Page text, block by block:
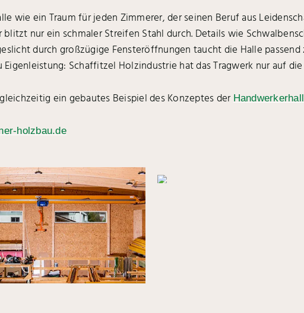
wie ein Traum für jeden Zimmerer, der seinen Beruf aus
blitzt nur ein schmaler Streifen Stahl durch. Details wie
durch großzügige Fensteröffnungen taucht die Halle
Eigenleistung: Schaffitzel Holzindustrie hat das Tragwerk nur auf
ein gebautes Beispiel des Konzeptes der
holzbau.de